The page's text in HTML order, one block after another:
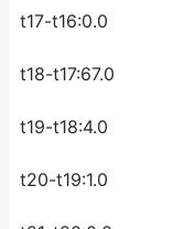
t17-t16:0.0
t18-t17:67.0
t19-t18:4.0
t20-t19:1.0